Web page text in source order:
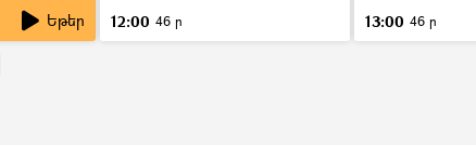
Եթեր 12:00 46 ր 13:00 46 ր